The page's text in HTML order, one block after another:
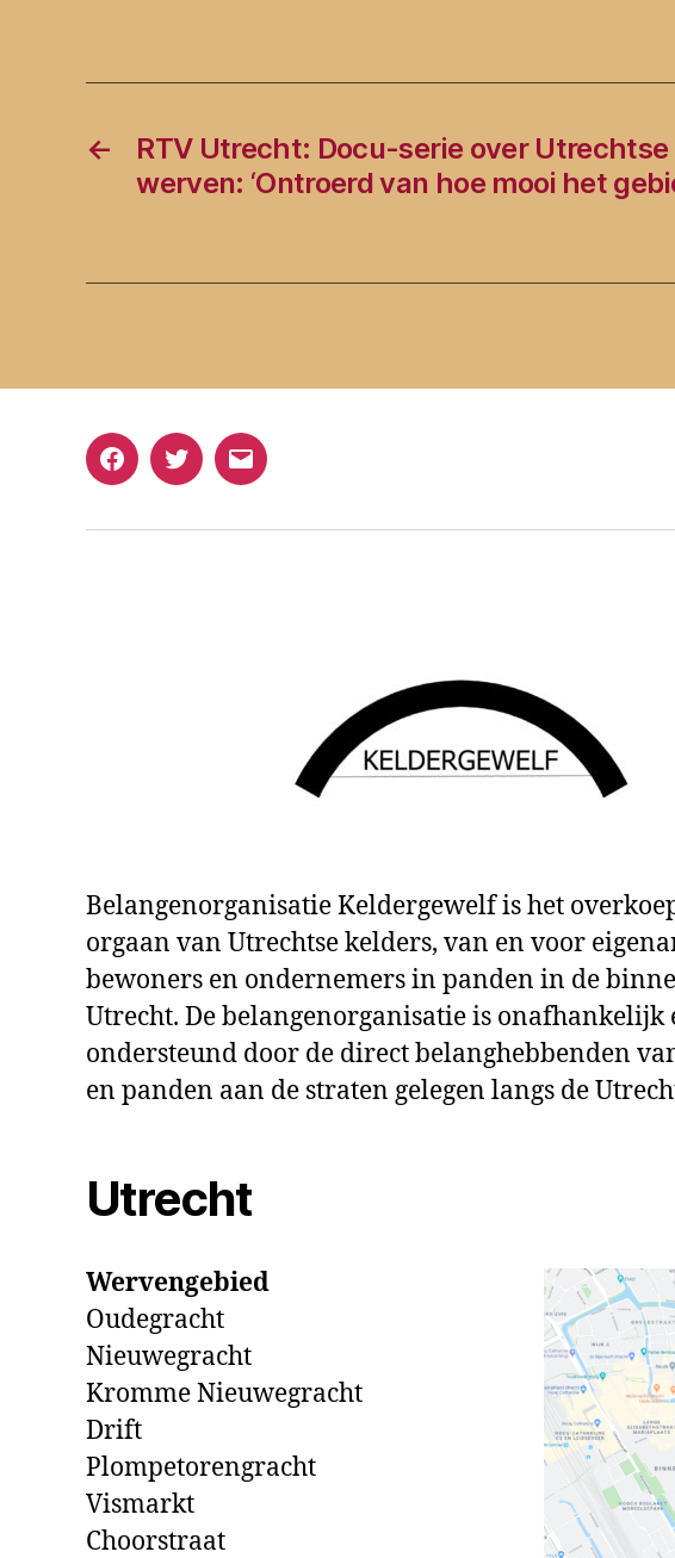
←
RTV Utrecht: Docu-serie over Utrechtse
werven: ‘Ontroerd van hoe mooi het
FacebookTwitterE-
Belangenorganisatie Keldergewelf is het
orgaan van Utrechtse kelders, van en voor
bewoners en ondernemers in panden in de
Utrecht. De belangenorganisatie is onafhankelijk
ondersteund door de direct belanghebbenden
en panden aan de straten gelegen langs de
Utrecht
Wervengebied
Oudegracht
Nieuwegracht
Kromme Nieuwegracht
Drift
Plompetorengracht
Vismarkt
Choorstraat